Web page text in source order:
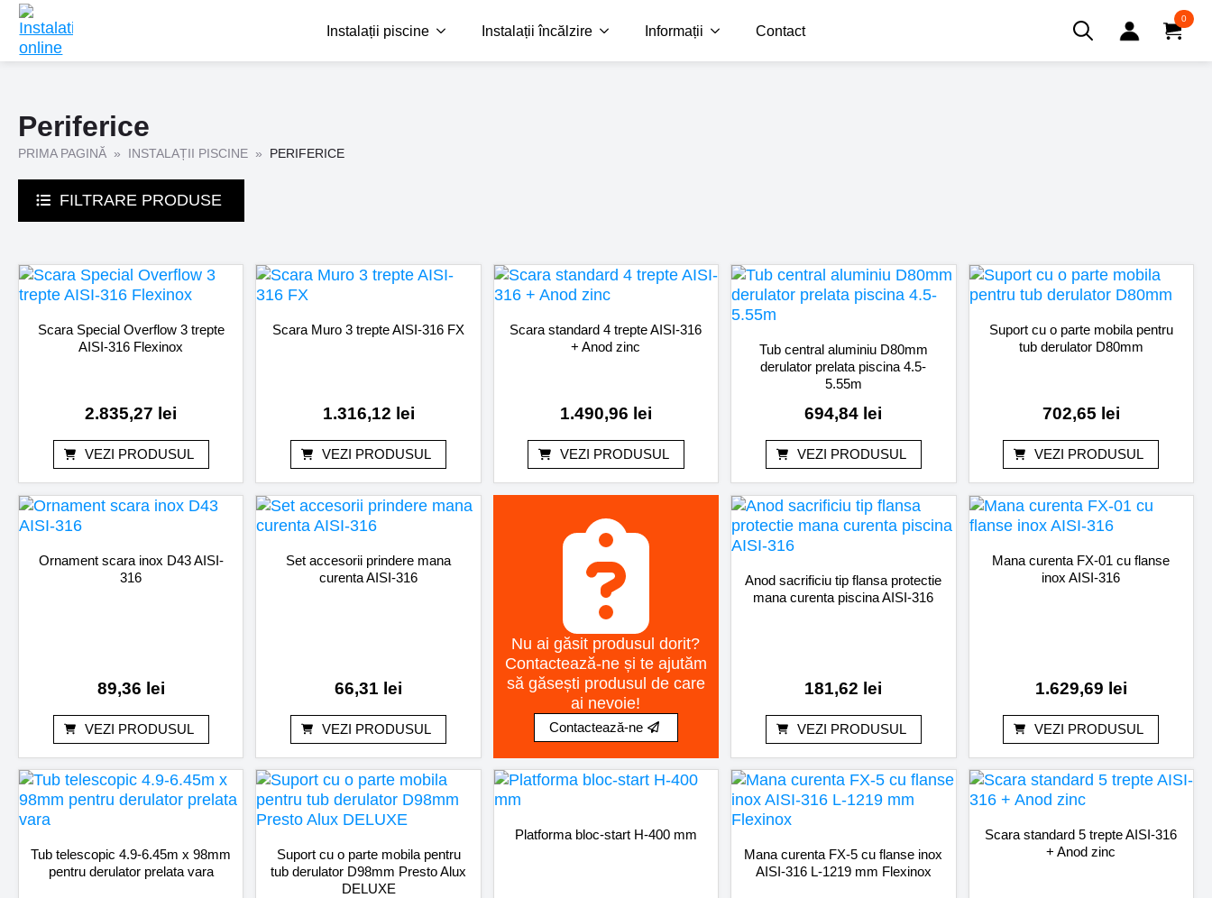
Instalații piscine Instalații încălzire Informații Contact
Search
0
Periferice
PRIMA PAGINĂ INSTALAȚII PISCINE PERIFERICE
FILTRARE PRODUSE
Scara Special Overflow 3 trepte
AISI-316 Flexinox
2.835,27 lei
VEZI PRODUSUL
Scara Muro 3 trepte AISI-316 FX
1.316,12 lei
VEZI PRODUSUL
Scara standard 4 trepte AISI-316
+ Anod zinc
1.490,96 lei
VEZI PRODUSUL
Tub central aluminiu D80mm
derulator prelata piscina 4.5-
5.55m
694,84 lei
VEZI PRODUSUL
Suport cu o parte mobila pentru
tub derulator D80mm
702,65 lei
VEZI PRODUSUL
Ornament scara inox D43 AISI-
316
89,36 lei
VEZI PRODUSUL
Set accesorii prindere mana
curenta AISI-316
66,31 lei
VEZI PRODUSUL
Nu ai găsit produsul dorit?
Contactează-ne și te ajutăm
să găsești produsul de care
ai nevoie!
Contactează-ne
Anod sacrificiu tip flansa protectie
mana curenta piscina AISI-316
181,62 lei
VEZI PRODUSUL
Mana curenta FX-01 cu flanse
inox AISI-316
1.629,69 lei
VEZI PRODUSUL
Tub telescopic 4.9-6.45m x 98mm
pentru derulator prelata vara
Suport cu o parte mobila pentru
tub derulator D98mm Presto Alux
DELUXE
Platforma bloc-start H-400 mm
Mana curenta FX-5 cu flanse inox
AISI-316 L-1219 mm Flexinox
Scara standard 5 trepte AISI-316
+ Anod zinc